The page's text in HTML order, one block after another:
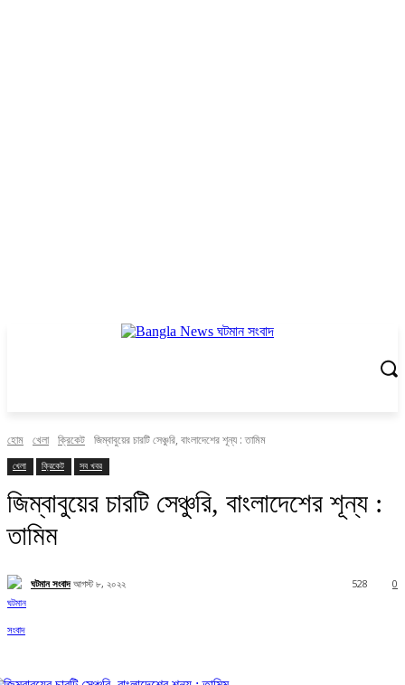
হোম খেলা ক্রিকেট জিম্বাবুয়ের চারটি সেঞ্চুরি, বাংলাদেশের শূন্য : তামিম
খেলা ক্রিকেট সব খবর
জিম্বাবুয়ের চারটি সেঞ্চুরি, বাংলাদেশের শূন্য :
তামিম
ঘটমান সংবাদ আগস্ট ৮, ২০২২ 0
528